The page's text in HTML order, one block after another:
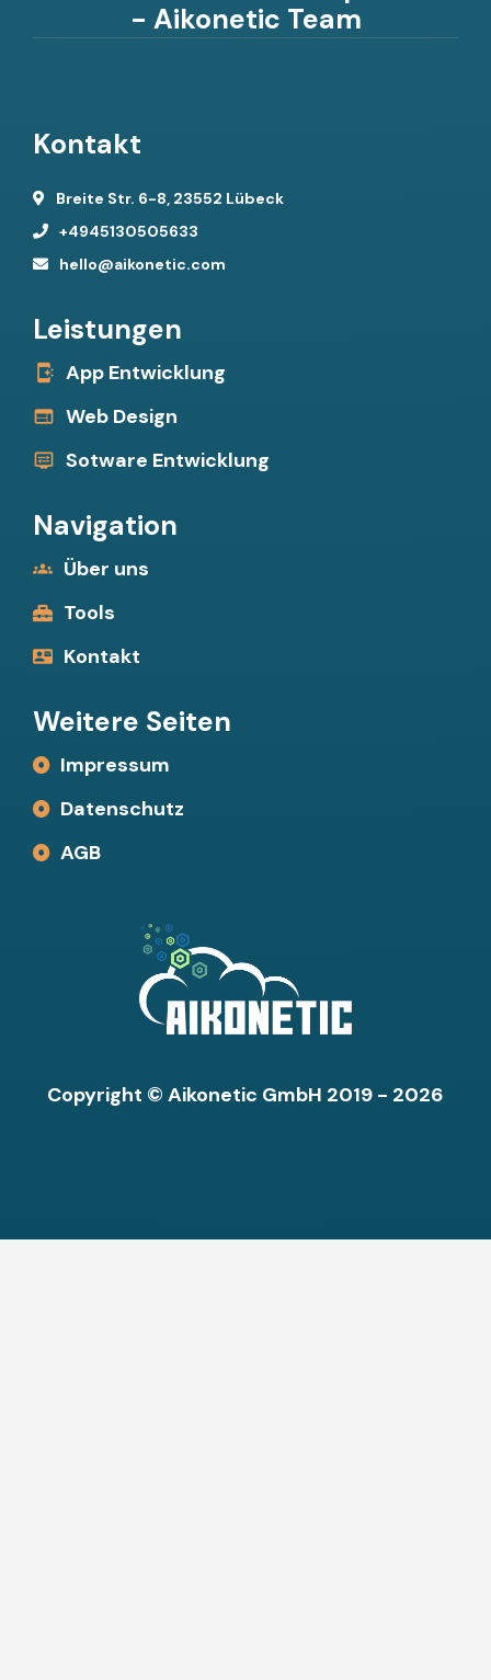
- Aikonetic Team
Kontakt
Breite Str. 6-8, 23552 Lübeck
+4945130505633
hello@aikonetic.com
Leistungen
App Entwicklung
Web Design
Sotware Entwicklung
Navigation
Über uns
Tools
Kontakt
Weitere Seiten
Impressum
Datenschutz
AGB
Copyright © Aikonetic GmbH 2019 - 2026